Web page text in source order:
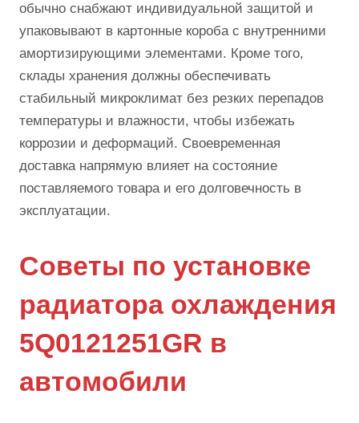
обычно снабжают индивидуальной защитой и
упаковывают в картонные короба с внутренними
амортизирующими элементами. Кроме того,
склады хранения должны обеспечивать
стабильный микроклимат без резких перепадов
температуры и влажности, чтобы избежать
коррозии и деформаций. Своевременная
доставка напрямую влияет на состояние
поставляемого товара и его долговечность в
эксплуатации.
Советы по установке
радиатора охлаждения
5Q0121251GR в
автомобили